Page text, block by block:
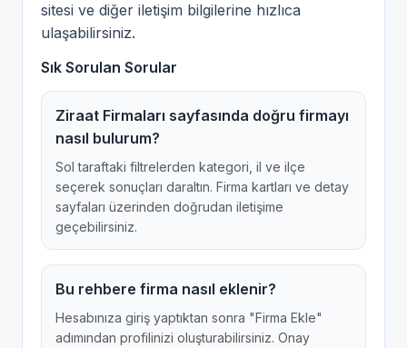
sitesi ve diğer iletişim bilgilerine hızlıca
ulaşabilirsiniz.
Sık Sorulan Sorular
Ziraat Firmaları sayfasında doğru firmayı
nasıl bulurum?
Sol taraftaki filtrelerden kategori, il ve ilçe
seçerek sonuçları daraltın. Firma kartları ve detay
sayfaları üzerinden doğrudan iletişime
geçebilirsiniz.
Bu rehbere firma nasıl eklenir?
Hesabınıza giriş yaptıktan sonra "Firma Ekle"
adımından profilinizi oluşturabilirsiniz. Onay